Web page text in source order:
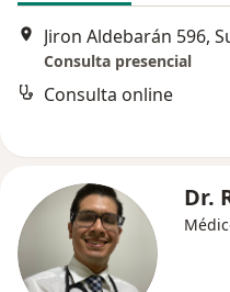
Jiron Aldebarán 596,
Consulta presencial
Consulta online
Dr.